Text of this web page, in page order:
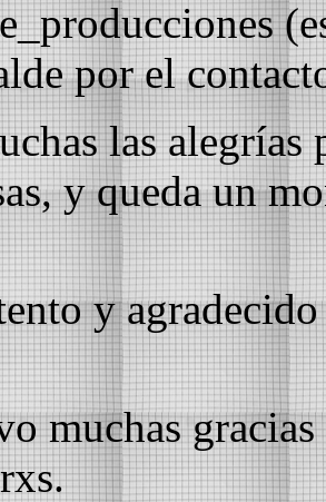
por el
las alegrías
y queda un
y
muchas